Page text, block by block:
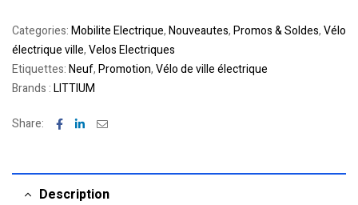
Categories:Mobilite Electrique,Nouveautes,Promos & Soldes,Vélo
électrique ville,Velos Electriques
Etiquettes:Neuf,Promotion,Vélo de ville électrique
Brands :LITTIUM
Share: Facebook
LinkedinEmail
Description